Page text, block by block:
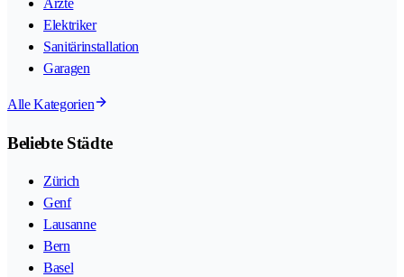
Ärzte
Elektriker
Sanitärinstallation
Garagen
Alle Kategorien
Beliebte Städte
Zürich
Genf
Lausanne
Bern
Basel